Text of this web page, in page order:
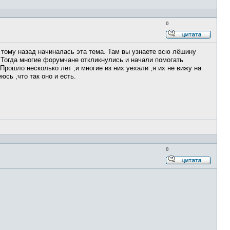
0
назад начиналась эта тема. Там вы узнаете всю лёшину
многие форумчане откликнулись и начали помогать
несколько лет ,и многие из них уехали ,я их не вижу на
,что так оно и есть.
0